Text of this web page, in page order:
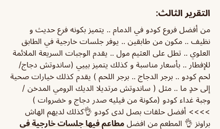
التقرير الثالث:
من أفضل فروع كودو في الدمام .. يتميز بكونه فرع حديث و
نظيف .. مكون من طابقين .. يوفر جلسات خارجية في الطابق
العلوي .. تطل على العثيم مول .. يقدم الوجبات السريعة الملائمة
للإفطار .. بأسعار مناسبة و كذلك يتميز بييي (ساندوتش دجاج/
لحم كودو .. برجر الدجاج .. برجر اللحم ) يقدم كذلك خيارات صحية
إلى حدٍ ما .. مثل ( ساندوتش مرتديلا الديك الرومي المدخن /
وجبة غداء كودو (مكونة من فيليه صدر دجاج و خضروات )
>>>> أفضل حلقات بصل لدى كودو 👌كذلك لديهم الهاش
براونز 👌 المطعم من افضل مطاعم فيها جلسات خارجية في